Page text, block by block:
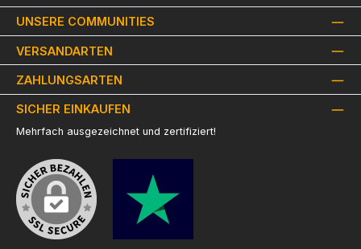
UNSERE COMMUNITIES
VERSANDARTEN
ZAHLUNGSARTEN
SICHER EINKAUFEN
Mehrfach ausgezeichnet und zertifiziert!